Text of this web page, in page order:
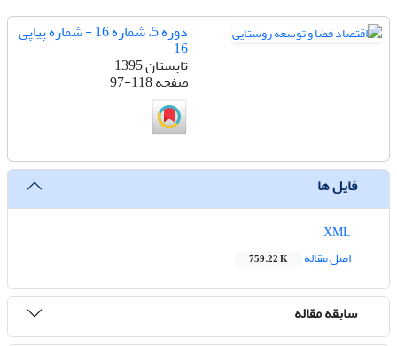
دوره 5، شماره 16 - شماره پیاپی
16
تابستان 1395
صفحه97-118
فایل ها
اصل مقاله
759.22 K
سابقه مقاله